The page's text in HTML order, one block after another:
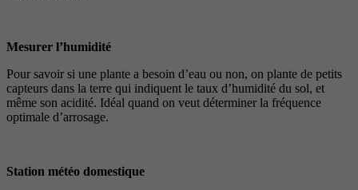
Mesurer l’humidité
Pour savoir si une plante a besoin d’eau ou non, on plante de petits
capteurs dans la terre qui indiquent le taux d’humidité du sol, et
même son acidité. Idéal quand on veut déterminer la fréquence
optimale d’arrosage.
Station météo domestique